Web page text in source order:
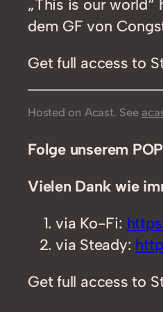
„This is our
dem GF von
Get full access to
Hosted on Acast. See
Folge unserem
Vielen Dank wie
via Ko-Fi:
via Steady:
Get full access to